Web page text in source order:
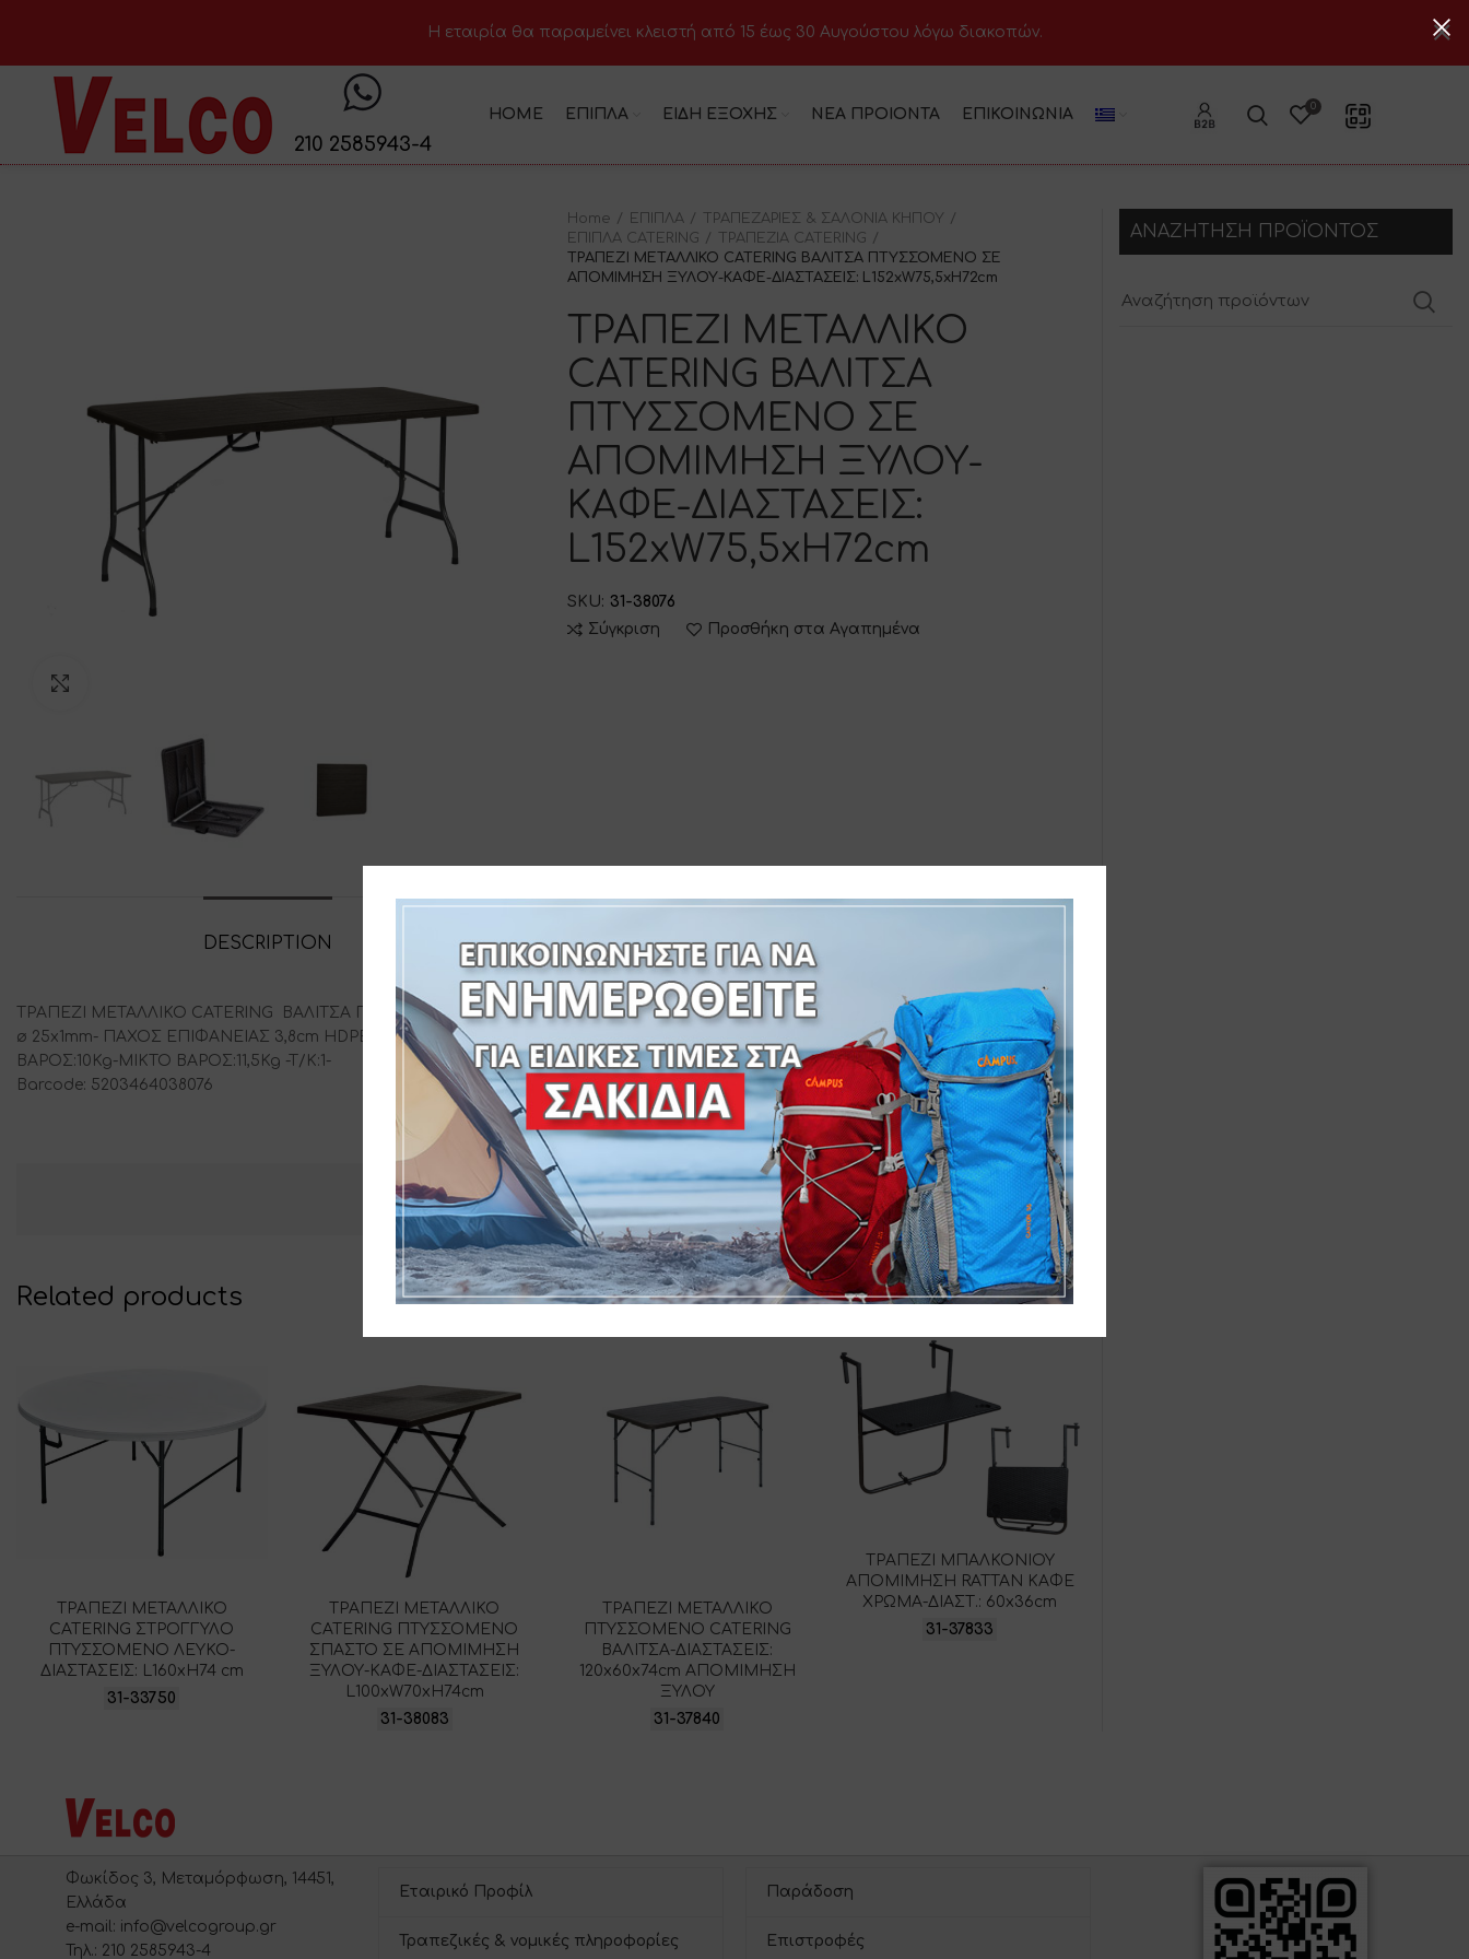
210 2585943-4
HOME ΕΠΙΠΛΑ ΕΙΔΗ ΕΞΟΧΗΣ ΝΕΑ ΠΡΟΙΟΝΤΑ ΕΠΙΚΟΙΝΩΝΊΑ 0
Home ΕΠΙΠΛΑ
ΤΡΑΠΕΖΑΡΙΕΣ & ΣΑΛΟΝΙΑ ΚΗΠΟΥ
ΕΠΙΠΛΑ CATERING
ΤΡΑΠΕΖΙΑ CATERING
ΤΡΑΠΕΖΙ ΜΕΤΑΛΛΙΚΟ CATERING ΒΑΛΙΤΣΑ ΠΤΥΣΣΟΜΕΝΟ ΣΕ
ΑΠΟΜΙΜΗΣΗ ΞΥΛΟΥ-ΚΑΦΕ-ΔΙΑΣΤΑΣΕΙΣ: L152xW75,5xH72cm
ΤΡΑΠΕΖΙ ΜΕΤΑΛΛΙΚΟ
CATERING ΒΑΛΙΤΣΑ
ΠΤΥΣΣΟΜΕΝΟ ΣΕ
ΑΠΟΜΙΜΗΣΗ ΞΥΛΟΥ-
ΚΑΦΕ-ΔΙΑΣΤΑΣΕΙΣ:
L152xW75,5xH72cm
SKU: 31-38076
Σύγκριση
Προσθήκη στα Αγαπημένα
DESCRIPTION ADDITIONAL INFORMATION ΔΙΑΔΙΚΑΣΙΑ ΠΑΡΑΓΓΕΛΙΑΣ
ΤΡΑΠΕΖΙ ΜΕΤΑΛΛΙΚΟ CATERING ΒΑΛΙΤΣΑ ΠΤΥΣΣΟΜΕΝΟ ΣΕ ΑΠΟΜΙΜΗΣΗ ΞΥΛΟΥ- ΚΑΦΕ-ΔΙΑΣΤΑΣΕΙΣ: L152xW75,5xH72cm-ΣΩΛΗΝΑΣ:
ø 25x1mm- ΠΑΧΟΣ ΕΠΙΦΑΝΕΙΑΣ 3,8cm HDPE-ΔΙΑΣΤΑΣΕΙΣ ΚΛΕΙΣΤΟΥ ΤΕΜ.:76×75,5×7,6cm-ΔΙΑΣΤΑΣΕΙΣ ΚΙΒΩΤΙΟΥ:79x76x9cm- ΚΑΘΑΡΟ
ΒΑΡΟΣ:10Kg-ΜΙΚΤΟ ΒΑΡΟΣ:11,5Kg -T/K:1-
Barcode: 5203464038076
SKU:31-38076
Related products
ΤΡΑΠΕΖΙ ΜΕΤΑΛΛΙΚΟ
CATERING ΣΤΡΟΓΓΥΛΟ
ΠΤΥΣΣΟΜΕΝΟ ΛΕΥΚΟ-
ΔΙΑΣΤΑΣΕΙΣ: L160xH74 cm
31-33750
ΤΡΑΠΕΖΙ ΜΕΤΑΛΛΙΚΟ
CATERING ΠΤΥΣΣΟΜΕΝΟ
ΣΠΑΣΤΟ ΣΕ ΑΠΟΜΙΜΗΣΗ
ΞΥΛΟΥ-ΚΑΦΕ-ΔΙΑΣΤΑΣΕΙΣ:
L100xW70xH74cm
31-38083
ΤΡΑΠΕΖΙ ΜΕΤΑΛΛΙΚΟ
ΠΤΥΣΣΟΜΕΝΟ CATERING
ΒΑΛΙΤΣΑ-ΔΙΑΣΤΑΣΕΙΣ:
120x60x74cm ΑΠΟΜΙΜΗΣΗ
ΞΥΛΟΥ
31-37840
ΤΡΑΠΕΖΙ ΜΠΑΛΚΟΝΙΟΥ
ΑΠΟΜΙΜΗΣΗ RATTAN ΚΑΦΕ
ΧΡΩΜΑ-ΔΙΑΣΤ.: 60x36cm
31-37833
ΑΝΑΖΗΤΗΣΗ ΠΡΟΪΟΝΤΟΣ
Φωκίδος 3, Μεταμόρφωση, 14451,
Ελλάδα
e-mail: info@velcogroup.gr
Τηλ.: 210 2585943-4
Εταιρικό Προφίλ
Τραπεζικές & νομικές πληροφορίες
Παράδοση
Επιστροφές
H εταιρία θα παραμείνει κλειστή από 15 έως 30 Αυγούστου λόγω διακοπών.